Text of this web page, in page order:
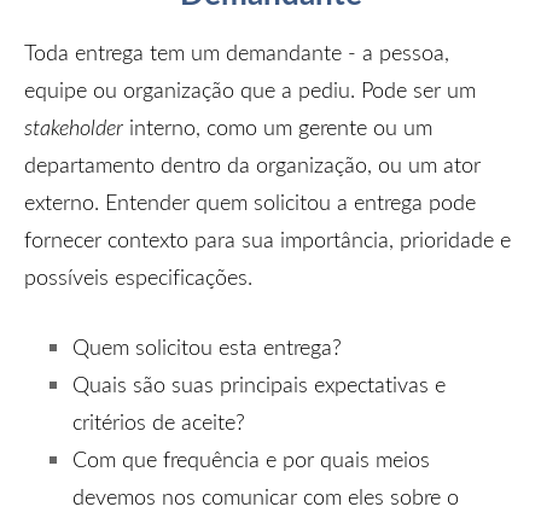
Toda entrega tem um demandante - a pessoa,
equipe ou organização que a pediu. Pode ser um
stakeholder interno, como um gerente ou um
departamento dentro da organização, ou um ator
externo. Entender quem solicitou a entrega pode
fornecer contexto para sua importância, prioridade e
possíveis especificações.
Quem solicitou esta entrega?
Quais são suas principais expectativas e
critérios de aceite?
Com que frequência e por quais meios
devemos nos comunicar com eles sobre o